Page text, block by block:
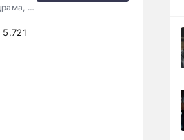
2017, США, Канада,ужасы, фантастика, триллер, драма, детектив
5.721